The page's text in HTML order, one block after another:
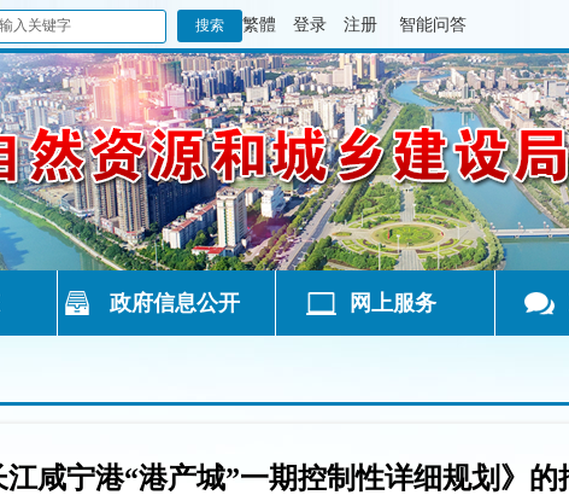
繁體 登录 注册 智能问答
政府信息公开 网上服务
江咸宁港“港产城”一期控制性详细规划》的